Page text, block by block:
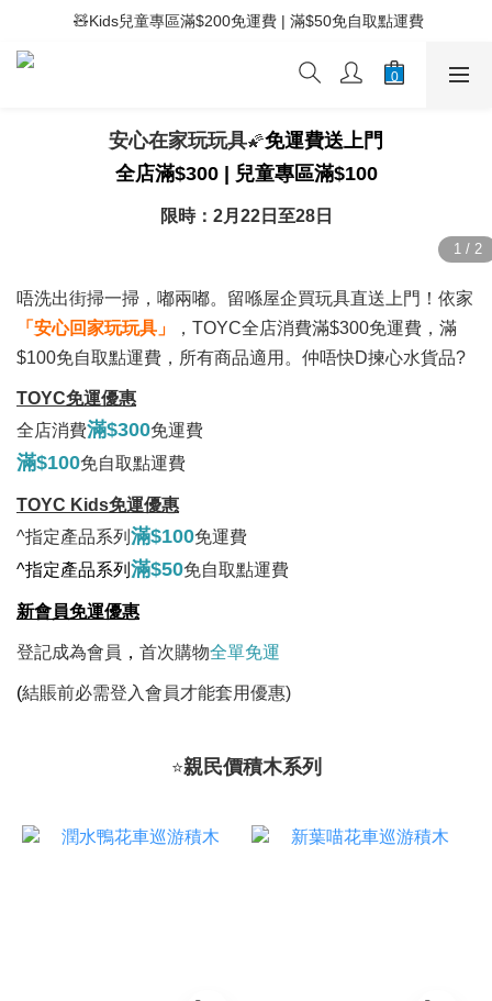
⚡滿$400免運費 | 滿$200免Easy Trade自取點運費
🧸Kids兒童專區滿$200免運費 | 滿$50免自取點運費
⚡滿$400免運費 | 滿$200免Easy Trade自取點運費
安心在家玩玩具🌠免運費送上門
全店滿$300 | 兒童專區滿$100
限時：2月22日至28日
唔洗出街掃一掃，嘟兩嘟。留喺屋企買玩具直送上門！依家
「安心回家玩玩具」
，TOYC全店消費滿$300免運費，滿
$100免自取點運費，所有商品適用。仲唔快D揀心水貨品?
TOYC免運優惠
全店消費滿$300免運費
滿$100免自取點運費
TOYC Kids免運優惠
^指定產品系列 滿$100免運費
^指定產品系列 滿$50免自取點運費
新會員免運優惠
登記成為會員 ， 首次購物全單免運
(結賬前必需登入會員才能套用優惠)
⭐親民價積木系列